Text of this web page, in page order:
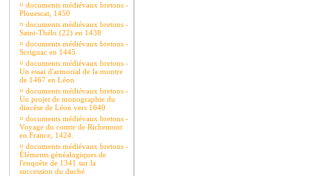
¤ documents médiévaux bretons -
Plouescat, 1450
¤ documents médiévaux bretons -
Saint-Thélo (22) en 1438
¤ documents médiévaux bretons -
Scrignac en 1445
¤ documents médiévaux bretons -
Un essai d'armorial de la montre
de 1467 en Léon
¤ documents médiévaux bretons -
Un projet de monographie du
diocèse de Léon vers 1640
¤ documents médiévaux bretons -
Voyage du comte de Richemont
en France, 1424.
¤ documents médiévaux bretons -
Éléments généalogiques de
l'enquête de 1341 sur la
succession du duché